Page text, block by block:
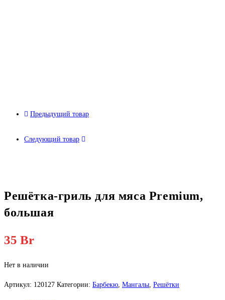
Предыдущий товар
Следующий товар
Решётка-гриль для мяса Premium,
большая
35 Br
Нет в наличии
Артикул: 120127 Категории: Барбекю, Мангалы, Решётки